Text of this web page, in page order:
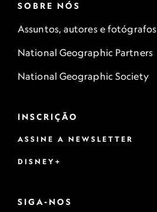
SOBRE NÓS
Assuntos, autores e fotógrafos
National Geographic Partners
National Geographic Society
INSCRIÇÃO
ASSINE A NEWSLETTER
DISNEY+
SIGA-NOS